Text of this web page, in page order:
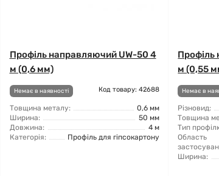
Профіль направляючий UW-50 4
м (0,6 мм)
Немає в наявності Код товару: 42688
Товщина металу:
0,6 мм
Ширина:
50 мм
Довжина:
4 м
Категорія:
Профіль для гіпсокартону
Профіль
м (0,55
Немає в
Різновид:
Товщина
Тип
Область
Ширина: